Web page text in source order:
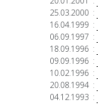
25.03.2000 :
16.04.1999 :
06.09.1997 :
18.09.1996 :
09.09.1996 :
10.02.1996 :
20.08.1994 :
04.12.1993 :